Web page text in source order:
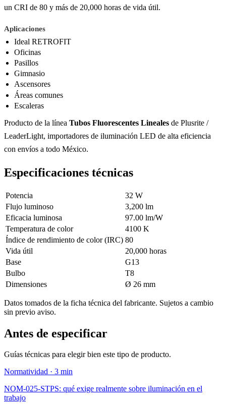
un CRI de 80 y más de 20,000 horas de vida útil.
Aplicaciones
Ideal RETROFIT
Oficinas
Pasillos
Gimnasio
Ascensores
Áreas comunes
Escaleras
Producto de la línea Tubos Fluorescentes Lineales de Plusrite /
LeaderLight, importadores de iluminación LED de alta eficiencia
con envíos a todo México.
Especificaciones técnicas
Potencia
32 W
Flujo luminoso
3,200 lm
Eficacia luminosa
97.00 lm/W
Temperatura de color
4100 K
Índice de rendimiento de color (IRC) 80
Vida útil
20,000 horas
Base
G13
Bulbo
T8
Dimensiones
Ø 26 mm
Datos tomados de la ficha técnica del fabricante. Sujetos a cambio
sin previo aviso.
Antes de especificar
Guías técnicas para elegir bien este tipo de producto.
Normatividad · 3 min
NOM-025-STPS: qué exige realmente sobre iluminación en el
trabajo